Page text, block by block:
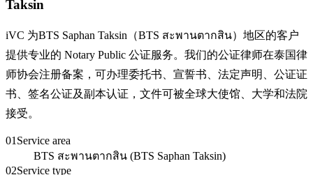
Taksin
iVC 为BTS Saphan Taksin（BTS สะพานตากสิน）地区的客户
提供专业的 Notary Public 公证服务。我们的公证律师在泰国律
师协会注册备案，可办理委托书、宣誓书、法定声明、公证证
书、签名公证及副本认证，文件可被全球大使馆、大学和法院
接受。
01 Service area
BTS สะพานตากสิน (BTS Saphan Taksin)
02Service type